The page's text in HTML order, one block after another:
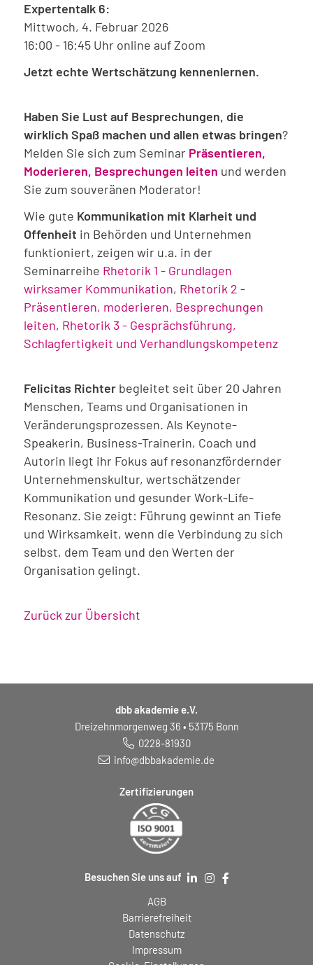
Expertentalk 6:
Mittwoch, 4. Februar 2026
16:00 - 16:45 Uhr online auf Zoom
Jetzt echte Wertschätzung kennenlernen.
Haben Sie Lust auf Besprechungen, die
wirklich Spaß machen und allen etwas bringen?
Melden Sie sich zum Seminar Präsentieren,
Moderieren, Besprechungen leiten und werden
Sie zum souveränen Moderator!
Wie gute Kommunikation mit Klarheit und
Offenheit in Behörden und Unternehmen
funktioniert, zeigen wir u.a. in der
Seminarreihe Rhetorik 1 - Grundlagen
wirksamer Kommunikation, Rhetorik 2 -
Präsentieren, moderieren, Besprechungen
leiten, Rhetorik 3 - Gesprächsführung,
Schlagfertigkeit und Verhandlungskompetenz
Felicitas Richter begleitet seit über 20 Jahren
Menschen, Teams und Organisationen in
Veränderungsprozessen. Als Keynote-
Speakerin, Business-Trainerin, Coach und
Autorin liegt ihr Fokus auf resonanzfördernder
Unternehmenskultur, wertschätzender
Kommunikation und gesunder Work-Life-
Resonanz. Sie zeigt: Führung gewinnt an Tiefe
und Wirksamkeit, wenn die Verbindung zu sich
selbst, dem Team und den Werten der
Organisation gelingt.
Zurück zur Übersicht
dbb akademie e.V.
Dreizehnmorgenweg 36 • 53175 Bonn
0228-81930
info@dbbakademie.de
Zertifizierungen
Besuchen Sie uns auf
AGB
Barrierefreiheit
Datenschutz
Impressum